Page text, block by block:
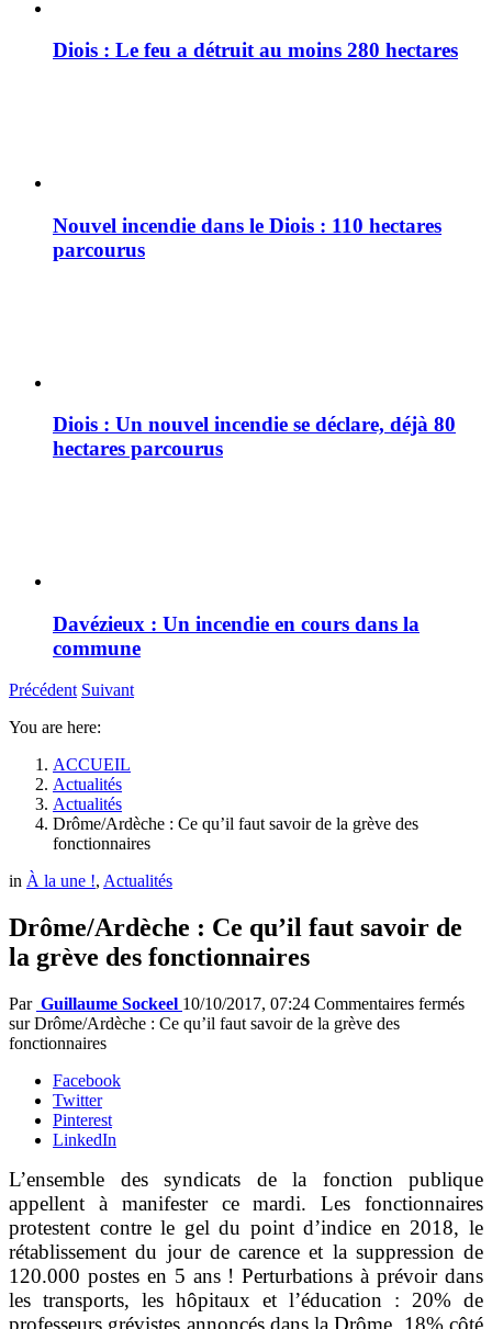
Diois : Le feu a détruit au moins 280 hectares
Nouvel incendie dans le Diois : 110 hectares
parcourus
Diois : Un nouvel incendie se déclare, déjà 80
hectares parcourus
Davézieux : Un incendie en cours dans la
commune
Précédent Suivant
You are here:
ACCUEIL
Actualités
Actualités
Drôme/Ardèche : Ce qu’il faut savoir de la grève des
fonctionnaires
in À la une !, Actualités
Drôme/Ardèche : Ce qu’il faut savoir de
la grève des fonctionnaires
Par Guillaume Sockeel 10/10/2017, 07:24 Commentaires fermés
sur Drôme/Ardèche : Ce qu’il faut savoir de la grève des
fonctionnaires
Facebook
Twitter
Pinterest
LinkedIn
L’ensemble des syndicats de la fonction publique
appellent à manifester ce mardi. Les fonctionnaires
protestent contre le gel du point d’indice en 2018, le
rétablissement du jour de carence et la suppression de
120.000 postes en 5 ans ! Perturbations à prévoir dans
les transports, les hôpitaux et l’éducation : 20% de
professeurs grévistes annoncés dans la Drôme, 18% côté